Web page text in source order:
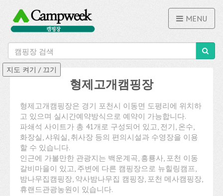
MENU
형제고개캠핑장
형제고개캠핑장은 경기 포천시 이동면 도평리에 위치하
고 있으며 실시간예약방식으로 예약이 가능합니다.
파쇄석 사이트가 총 41개로 구성되어 있고, 전기, 온수,
화장실, 샤워실, 취사장 등의 편의시설과 수영장을 이용
할 수 있습니다.
인근에 가볼만한 관광지는 백운계곡, 흥룡사, 포천 이동
갈비마을이 있고, 주변에 다른 캠핑장으로 뉴힐링캠프,
밤나무집캠핑장, 약사밤나무집 캠핑장, 포천 메사캠핑장,
휴랜드관광농원이 있습니다.